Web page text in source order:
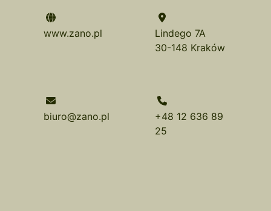
www.zano.pl
Lindego 7A
30-148 Kraków
biuro@zano.pl
+48 12 636 89
25